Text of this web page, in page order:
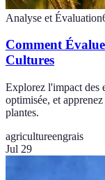
Analyse et Évaluation
Comment
Cultures
Explorez l'impact des
optimisée, et
plantes.
agricultureengrais
Jul 29